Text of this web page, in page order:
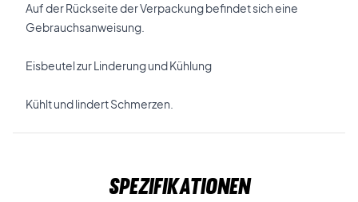
Auf der Rückseite der Verpackung befindet sich eine
Gebrauchsanweisung.
Eisbeutel zur Linderung und Kühlung
Kühlt und lindert Schmerzen.
Spezifikationen